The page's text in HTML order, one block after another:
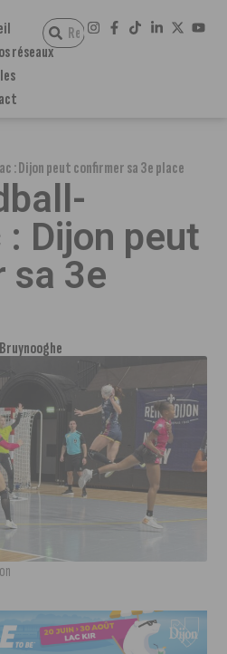
réseaux
: Dijon peut confirmer sa 3e place
Dijon peut
sa 3e